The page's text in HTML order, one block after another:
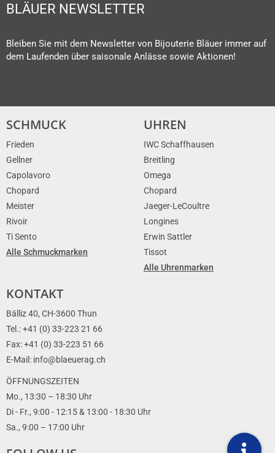
BLÄUER NEWSLETTER
Bleiben Sie mit dem Newsletter von Bijouterie Bläuer immer auf
dem Laufenden über saisonale Anlässe sowie Aktionen!
SCHMUCK
Frieden
Gellner
Capolavoro
Chopard
Meister
Rivoir
Ti Sento
Alle Schmuckmarken
UHREN
IWC Schaffhausen
Breitling
Omega
Chopard
Jaeger-LeCoultre
Longines
Erwin Sattler
Tissot
Alle Uhrenmarken
KONTAKT
Bälliz 40, CH-3600 Thun
Tel.: +41 (0) 33-223 21 66
Fax: +41 (0) 33-223 51 66
E-Mail: info@blaeuerag.ch
ÖFFNUNGSZEITEN
Mo., 13:30 – 18:30 Uhr
Di - Fr., 9:00 - 12:15 & 13:00 - 18:30 Uhr
Sa., 9:00 – 17:00 Uhr